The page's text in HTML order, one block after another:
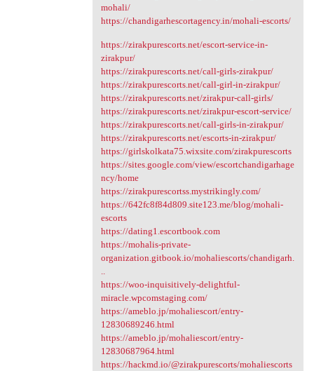
mohali/
https://chandigarhescortagency.in/mohali-escorts/
https://zirakpurescorts.net/escort-service-in-
zirakpur/
https://zirakpurescorts.net/call-girls-zirakpur/
https://zirakpurescorts.net/call-girl-in-zirakpur/
https://zirakpurescorts.net/zirakpur-call-girls/
https://zirakpurescorts.net/zirakpur-escort-service/
https://zirakpurescorts.net/call-girls-in-zirakpur/
https://zirakpurescorts.net/escorts-in-zirakpur/
https://girlskolkata75.wixsite.com/zirakpurescorts
https://sites.google.com/view/escortchandigarhage
ncy/home
https://zirakpurescortss.mystrikingly.com/
https://642fc8f84d809.site123.me/blog/mohali-
escorts
https://dating1.escortbook.com
https://mohalis-private-
organization.gitbook.io/mohaliescorts/chandigarh.
..
https://woo-inquisitively-delightful-
miracle.wpcomstaging.com/
https://ameblo.jp/mohaliescort/entry-
12830689246.html
https://ameblo.jp/mohaliescort/entry-
12830687964.html
https://hackmd.io/@zirakpurescorts/mohaliescorts